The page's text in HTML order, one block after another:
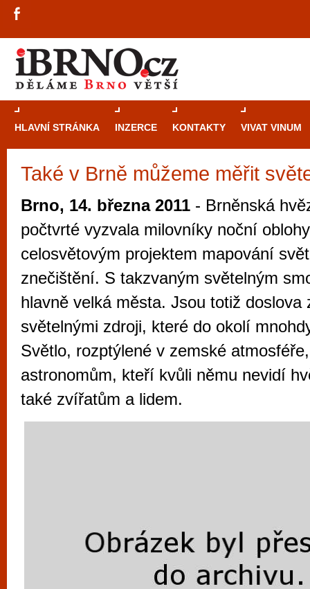
HLAVNÍ STRÁNKA INZERCE KONTAKTY VIVAT VINUM
Také v Brně můžeme měřit
Brno, 14. března 2011 - Brněnská
počtvrté vyzvala milovníky noční
celosvětovým projektem mapování
znečištění. S takzvaným světelným
hlavně velká města. Jsou totiž doslova
světelnými zdroji, které do okolí
Světlo, rozptýlené v zemské
astronomům, kteří kvůli němu nevidí
také zvířatům a lidem.
Průvodce
Brně: Od
automaty
Brno je
zajímavé
restaurace,
Mimo jiné je ale také místem, kde si
vyzkoušet různé kasinové hry. V
metropoli naleznete širokou nabídku her
po moderní automaty jak pro pravidelné
příležitostné hráče. V...